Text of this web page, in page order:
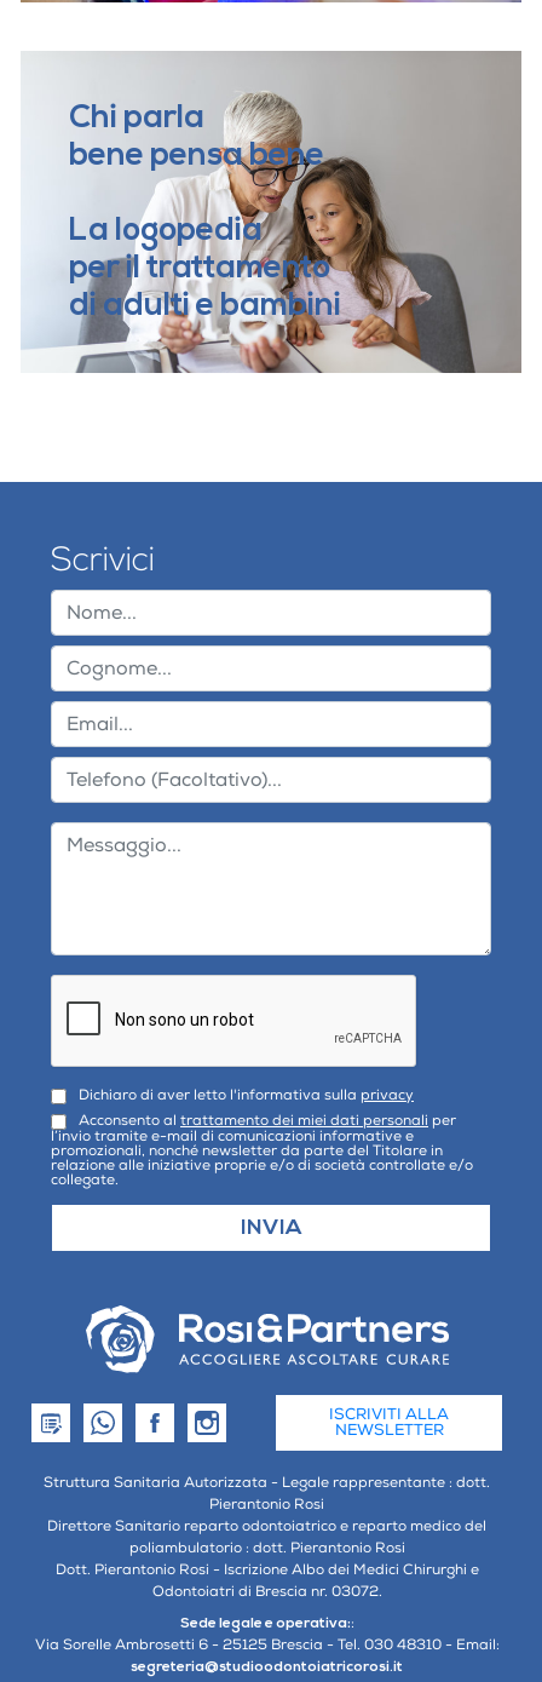
Chi parla
bene pensa bene
La logopedia
per il trattamento
di adulti e bambini
ISCRIVITI ALLA
NEWSLETTER
Struttura Sanitaria Autorizzata - Legale rappresentante : dott.
Pierantonio Rosi
Direttore Sanitario reparto odontoiatrico e reparto medico del
poliambulatorio : dott. Pierantonio Rosi
Dott. Pierantonio Rosi - Iscrizione Albo dei Medici Chirurghi e
Odontoiatri di Brescia nr. 03072.
Sede legale e operativa::
Via Sorelle Ambrosetti 6 - 25125 Brescia - Tel. 030 48310 - Email:
segreteria@studioodontoiatricorosi.it
Scrivici
Dichiaro di aver letto l'informativa sulla privacy
Acconsento al trattamento dei miei dati personali per
l’invio tramite e-mail di comunicazioni informative e
promozionali, nonché newsletter da parte del Titolare in
relazione alle iniziative proprie e/o di società controllate e/o
collegate.